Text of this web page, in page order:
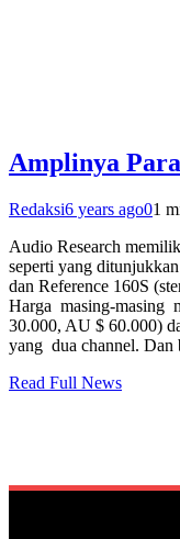
Amplinya
Redaksi6 years ago01
Audio Research
seperti yang
dan Reference 160S
Harga masing-masing
30.000, AU $ 60.000)
yang dua channel.
Read Full News